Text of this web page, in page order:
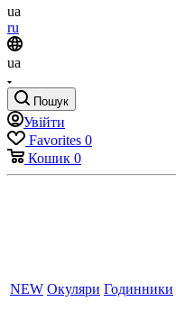
ua
ru
ua
Пошук
Увійти
Favorites 0
Кошик 0
NEW Окуляри Годинники